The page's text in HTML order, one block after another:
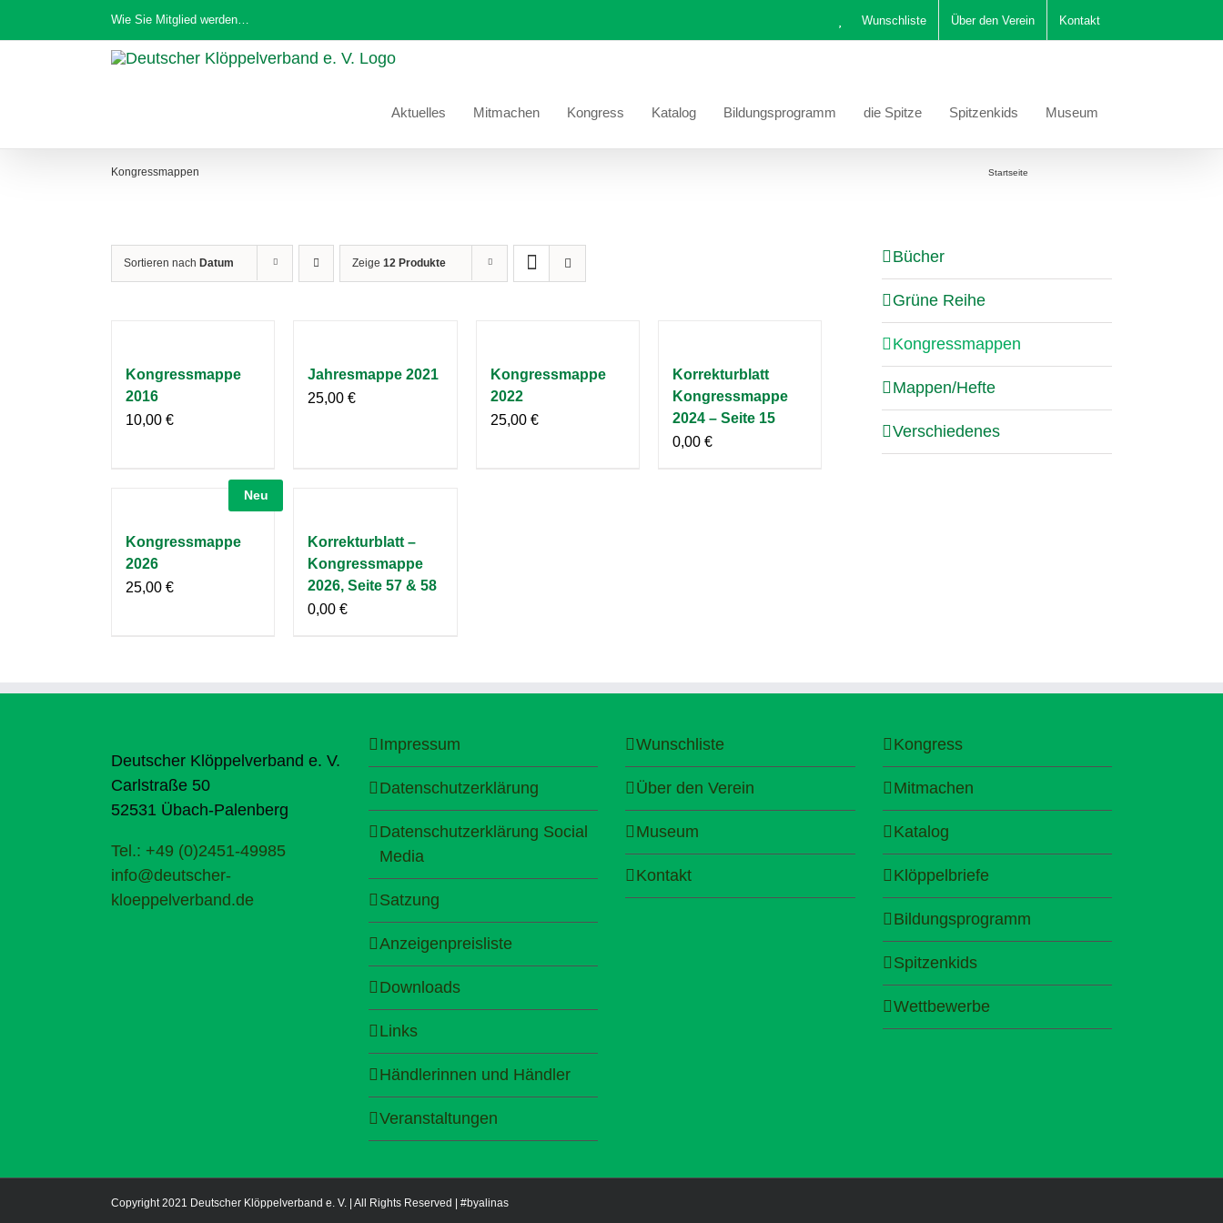
Inhalt
Wie Sie Mitglied werden… Wunschliste Über den Verein Kontakt
Aktuelles Mitmachen Kongress Katalog Bildungsprogramm die Spitze Spitzenkids Museum
Kongressmappen Startseite
Sortieren nach Datum Zeige 12 Produkte
Kongressmappe
2016
10,00 €
Jahresmappe 2021
25,00€
Kongressmappe
2022
25,00 €
Korrekturblatt
Kongressmappe
2024 – Seite 15
0,00 €
Neu
Kongressmappe
2026
25,00 €
Korrekturblatt –
Kongressmappe
2026, Seite 57 & 58
0,00€
Bücher
Grüne Reihe
Kongressmappen
Mappen/Hefte
Verschiedenes
Deutscher Klöppelverband e. V.
Carlstraße 50
52531 Übach-Palenberg
Tel.: +49 (0)2451-49985
info@deutscher-
kloeppelverband.de
Impressum
Datenschutzerklärung
Datenschutzerklärung Social
Media
Satzung
Anzeigenpreisliste
Downloads
Links
Händlerinnen und Händler
Veranstaltungen
Wunschliste
Über den Verein
Museum
Kontakt
Kongress
Mitmachen
Katalog
Klöppelbriefe
Bildungsprogramm
Spitzenkids
Wettbewerbe
Copyright 2021 Deutscher Klöppelverband e. V. | All Rights Reserved | #byalinas